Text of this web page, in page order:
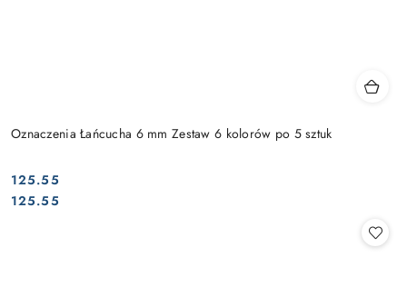
Oznaczenia Łańcucha 6 mm Zestaw 6 kolorów po 5 sztuk
Cena:
125.55
Cena:
125.55